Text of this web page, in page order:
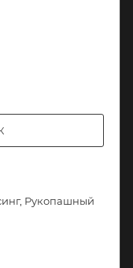
Рукопашный